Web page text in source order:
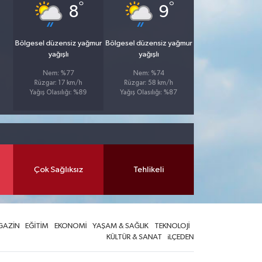
8°
Bölgesel düzensiz yağmur
yağışlı
Nem: %77
Rüzgar: 17 km/h
Yağış Olasılığı: %89
9°
Bölgesel düzensiz yağmur
yağışlı
Nem: %74
Rüzgar: 58 km/h
Yağış Olasılığı: %87
Çok Sağlıksız Tehlikeli
EĞİTİM EKONOMİ YAŞAM & SAĞLIK
TEKNOLOJİ
KÜLTÜR & SANAT
iLÇEDEN